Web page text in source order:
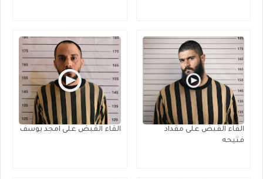
القاء القبض على مقداد
فتيحه
القاء القبض على امجد يوسف